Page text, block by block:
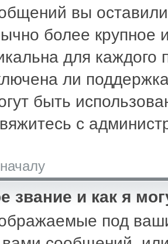
вы
более крупное
для каждого
ли
быть
с
звание и как я
под